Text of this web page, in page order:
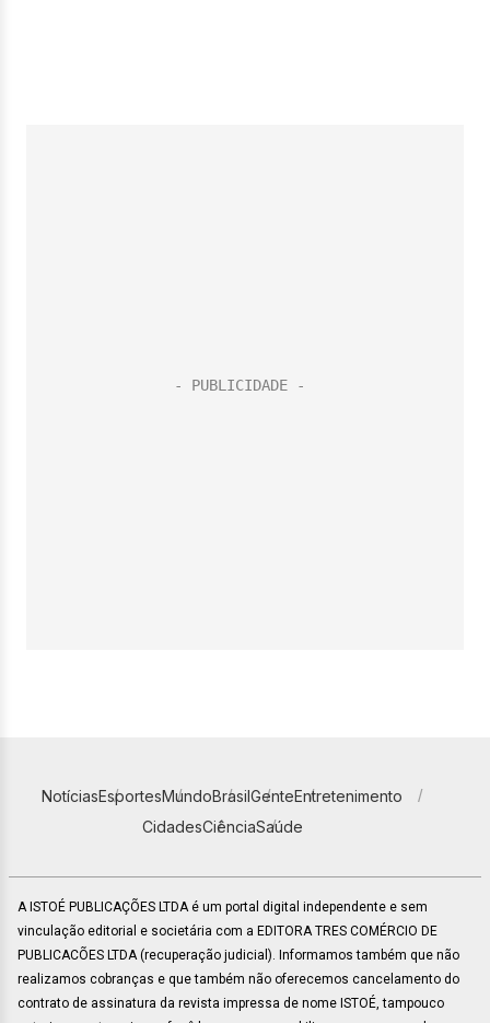
NotíciasEsportesMundoBrasilGenteEntretenimento
CidadesCiênciaSaúde
A ISTOÉ PUBLICAÇÕES LTDA é um portal digital independente e sem
vinculação editorial e societária com a EDITORA TRES COMÉRCIO DE
PUBLICACÕES LTDA (recuperação judicial). Informamos também que não
realizamos cobranças e que também não oferecemos cancelamento do
contrato de assinatura da revista impressa de nome ISTOÉ, tampouco